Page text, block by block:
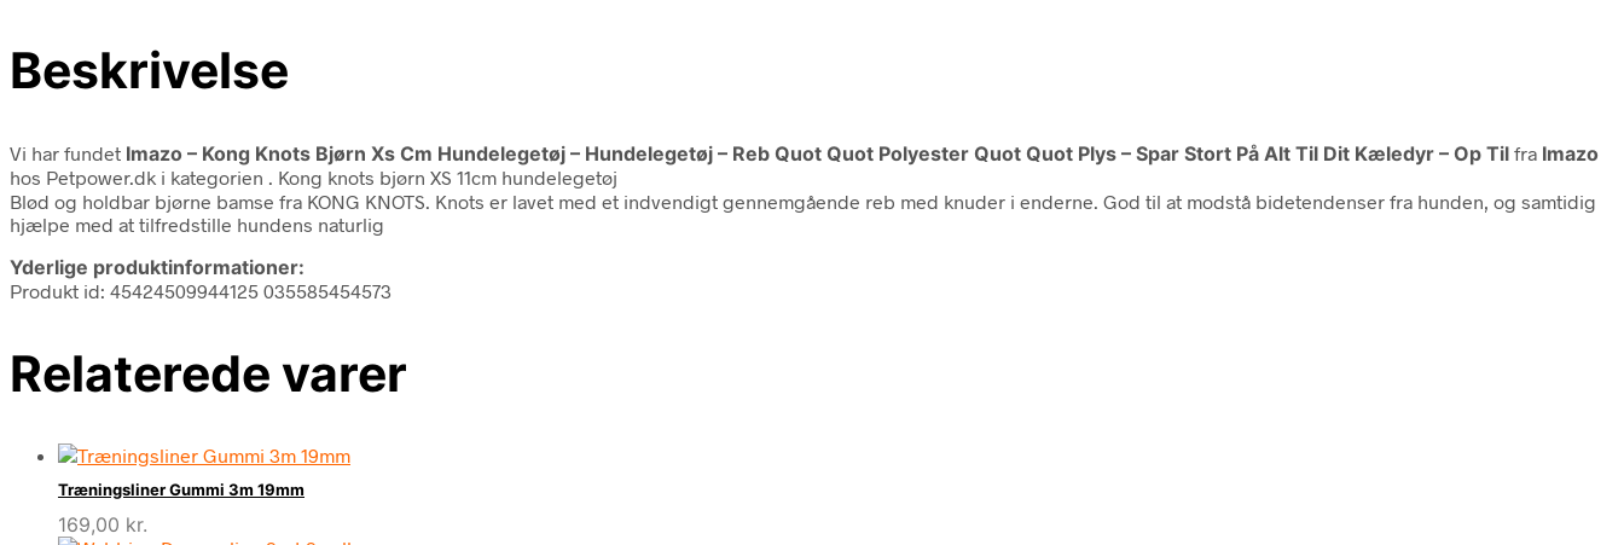
Beskrivelse
Vi har fundet Imazo – Kong Knots Bjørn Xs Cm Hundelegetøj – Hundelegetøj – Reb Quot Quot Polyester Quot Quot Plys – Spar Stort På Alt Til Dit Kæledyr – Op Til fra Imazo
hos Petpower.dk i kategorien
. Kong knots bjørn XS 11cm hundelegetøj
Blød og holdbar bjørne bamse fra KONG KNOTS. Knots er lavet med et indvendigt gennemgående reb med knuder i enderne. God til at modstå bidetendenser fra hunden, og samtidig
hjælpe med at tilfredstille hundens naturlig
Yderlige produktinformationer:
Produkt id: 45424509944125 035585454573
Relaterede varer
Træningsliner Gummi 3m 19mm
169,00 kr.